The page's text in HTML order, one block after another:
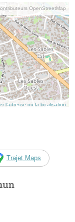
OpenStreetMap
l’adresse ou la localisation
Trajet Maps